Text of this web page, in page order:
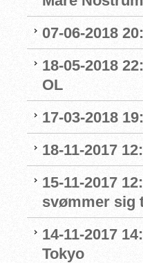
07-06-2018
18-05-2018
OL
17-03-2018
18-11-2017
15-11-2017
svømmer sig
14-11-2017
Tokyo